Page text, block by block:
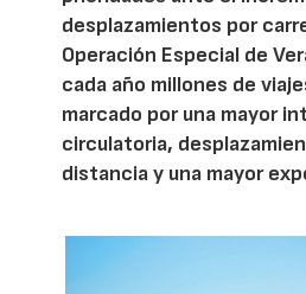
desplazamientos por
Operación Especial de
cada año millones de
marcado por una mayor
circulatoria,
distancia y una mayor